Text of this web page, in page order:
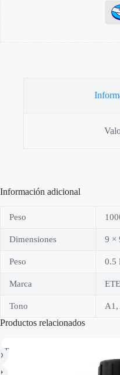
Información adicional
Peso
Dimensiones 9 ×
Peso 0.5
Marca
Tono A1,
Productos relacionados